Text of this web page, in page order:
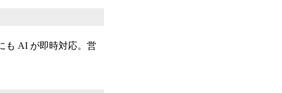
も AI が即時対応。営